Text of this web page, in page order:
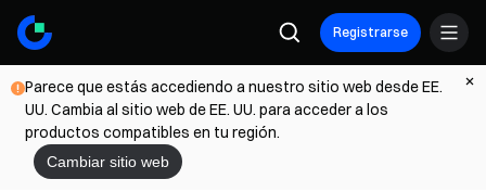
Registrarse
Parece que estás accediendo a nuestro sitio web desde EE.
UU. Cambia al sitio web de EE. UU. para acceder a los
productos compatibles en tu región.
Cambiar sitio web